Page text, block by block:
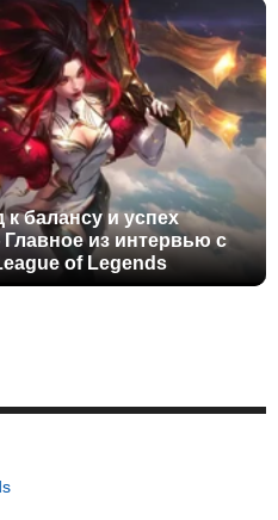
к балансу и успех
из интервью с
of Legends